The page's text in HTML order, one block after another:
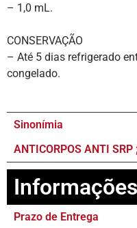
– 1,0 mL.
CONSERVAÇÃO
– Até 5 dias refrigerado
congelado.
Sinonímia
ANTICORPOS ANTI SRP
Prazo de Entrega